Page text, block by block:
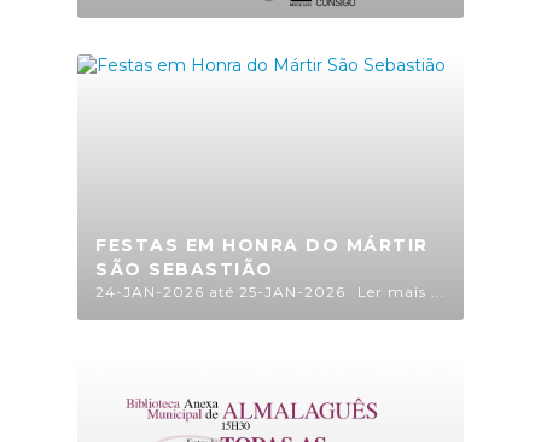
FESTAS EM HONRA DO MÁRTIR
SÃO SEBASTIÃO
24-JAN-2026 até 25-JAN-2026 Ler mais ...